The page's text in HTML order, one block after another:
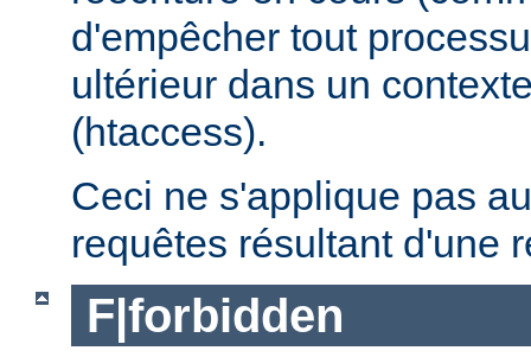
d'empêcher tout
ultérieur dans un
(htaccess).
Ceci ne s'applique pas
requêtes résultant d'une
F|forbidden